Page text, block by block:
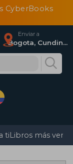
CyberBooks
Enviar a
Bogota, Cundinamarca
tiLibros más